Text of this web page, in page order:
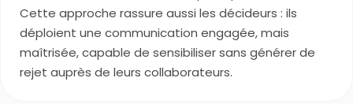
Cette approche rassure aussi les décideurs : ils
déploient une communication engagée, mais
maîtrisée, capable de sensibiliser sans générer de
rejet auprès de leurs collaborateurs.